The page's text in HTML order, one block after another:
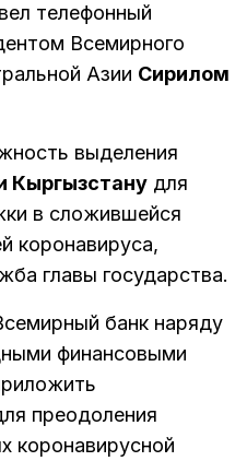
телефонный
Всемирного
Азии Сирилом
выделения
Кыргызстану для
в сложившейся
коронавируса,
главы государства.
банк наряду
финансовыми
преодоления
коронавирусной